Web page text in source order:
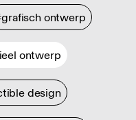
ontwerp
ontwerp
design